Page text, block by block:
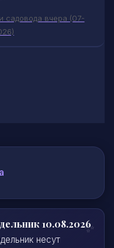
садовода вчера (07-
10.08.2026
несут